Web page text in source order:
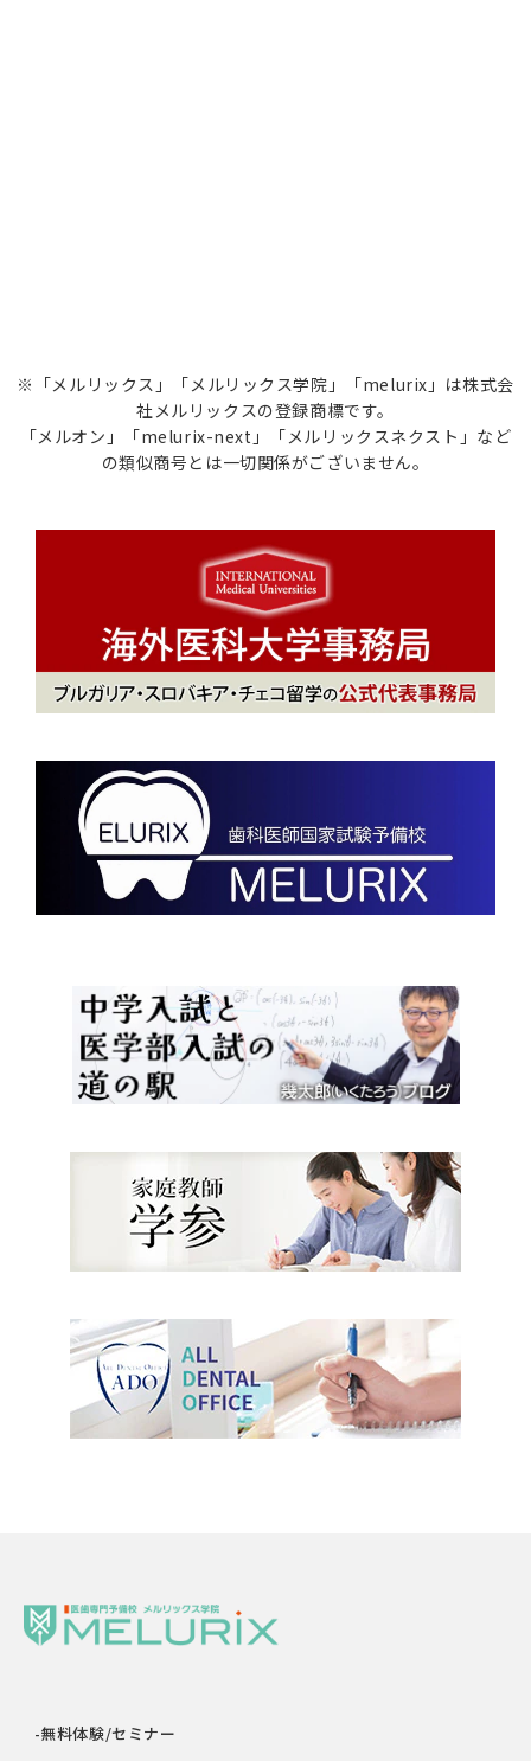
※「メルリックス」「メルリックス学院」「melurix」は株式会
社メルリックスの登録商標です。
「メルオン」「melurix-next」「メルリックスネクスト」など
の類似商号とは一切関係がございません。
-無料体験/セミナー